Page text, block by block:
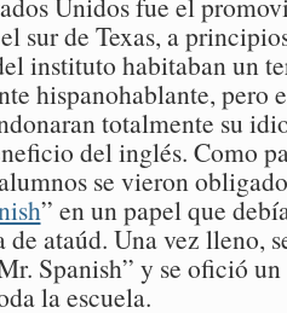
Unidos fue el
sur de Texas, a
instituto habitaban un
hispanohablante, pero
totalmente su
del inglés. Como
se vieron
” en un papel que
de ataúd. Una vez lleno,
Spanish” y se ofició
la escuela.